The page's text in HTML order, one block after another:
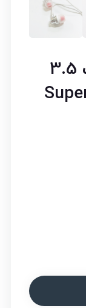
هندزفری سیمی با جک 3.5